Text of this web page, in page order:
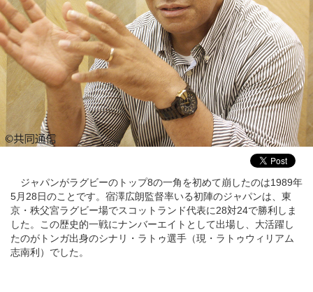
ジャパンがラグビーのトップ8の一角を初めて崩したのは1989年
5月28日のことです。宿澤広朗監督率いる初陣のジャパンは、東
京・秩父宮ラグビー場でスコットランド代表に28対24で勝利しま
した。この歴史的一戦にナンバーエイトとして出場し、大活躍し
たのがトンガ出身のシナリ・ラトゥ選手（現・ラトゥウィリアム
志南利）でした。